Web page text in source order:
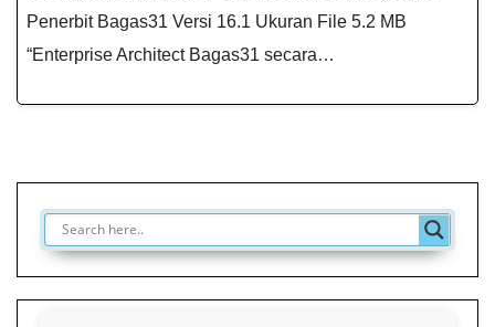
Penerbit Bagas31 Versi 16.1 Ukuran File 5.2 MB
“Enterprise Architect Bagas31 secara…